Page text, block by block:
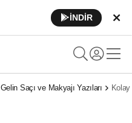
İNDİR
Gelin Saçı ve Makyajı Yazıları